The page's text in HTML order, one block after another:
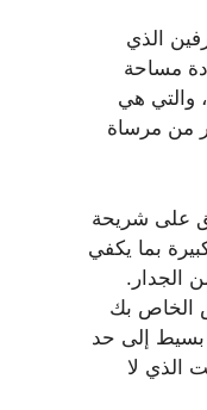
الذي
مساحة
والتي هي
من مرساة
على شريحة
بما يكفي
الجدار.
الخاص بك
بسيط إلى حد
الذي لا